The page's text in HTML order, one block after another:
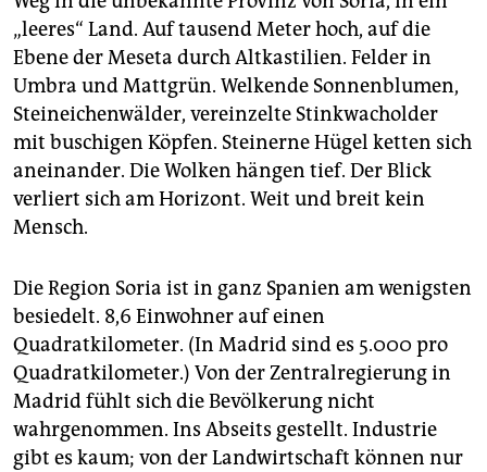
„leeres“ Land. Auf tausend Meter hoch, auf die
Ebene der Meseta durch Altkastilien. Felder in
Umbra und Mattgrün. Welkende Sonnenblumen,
Steineichenwälder, vereinzelte Stinkwacholder
mit buschigen Köpfen. Steinerne Hügel ketten sich
aneinander. Die Wolken hängen tief. Der Blick
verliert sich am Horizont. Weit und breit kein
Mensch.
Die Region Soria ist in ganz Spanien am wenigsten
besiedelt. 8,6 Einwohner auf einen
Quadratkilometer. (In Madrid sind es 5.000 pro
Quadratkilometer.) Von der Zentralregierung in
Madrid fühlt sich die Bevölkerung nicht
wahrgenommen. Ins Abseits gestellt. Industrie
gibt es kaum; von der Landwirtschaft können nur